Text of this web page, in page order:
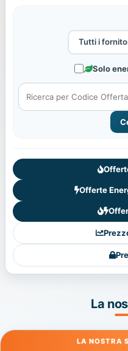
Tutti i
Solo
Offerte
La